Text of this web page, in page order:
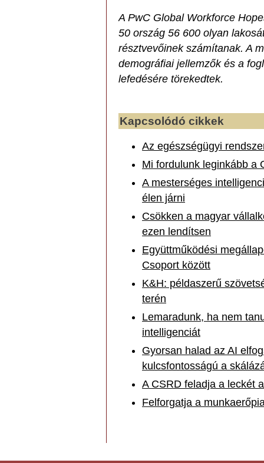
A PwC Global Workforce
50 ország 56 600 olyan
résztvevőinek számítanak. A
demográfiai jellemzők és a
lefedésére törekedtek.
Kapcsolódó cikkek
Az egészségügyi
Mi fordulunk leginkább a
A mesterséges
élen járni
Csökken a magyar
ezen lendítsen
Együttműködési
Csoport között
K&H: példaszerű
terén
Lemaradunk, ha nem
intelligenciát
Gyorsan halad az AI
kulcsfontosságú a
A CSRD feladja a leckét
Felforgatja a